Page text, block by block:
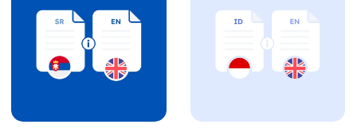
(USCIS) من خلال
الترجمة المعتمدة
والتقييمات الأكاديمية.